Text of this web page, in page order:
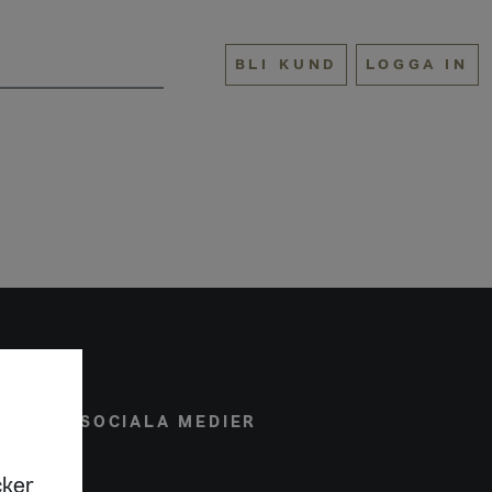
BLI KUND LOGGA IN
SOCIALA MEDIER